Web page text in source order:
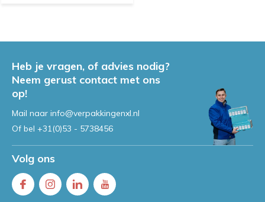
Heb je vragen, of advies nodig?
Neem gerust contact met ons
op!
Mail naar info@verpakkingenxl.nl
Of bel +31(0)53 - 5738456
Volg ons